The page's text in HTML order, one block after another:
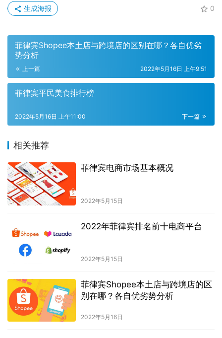
0
生成海报
菲律宾Shopee本土店与跨境店的区别在哪？各自优劣
势分析
上一篇 2022年5月16日 上午9:51
菲律宾平民美食排行榜
下一篇
2022年5月16日 上午11:00
相关推荐
菲律宾电商市场基本概况
2022年5月15日
2022年菲律宾排名前十电商平台
2022年5月15日
菲律宾Shopee本土店与跨境店的区
别在哪？各自优劣势分析
2022年5月16日